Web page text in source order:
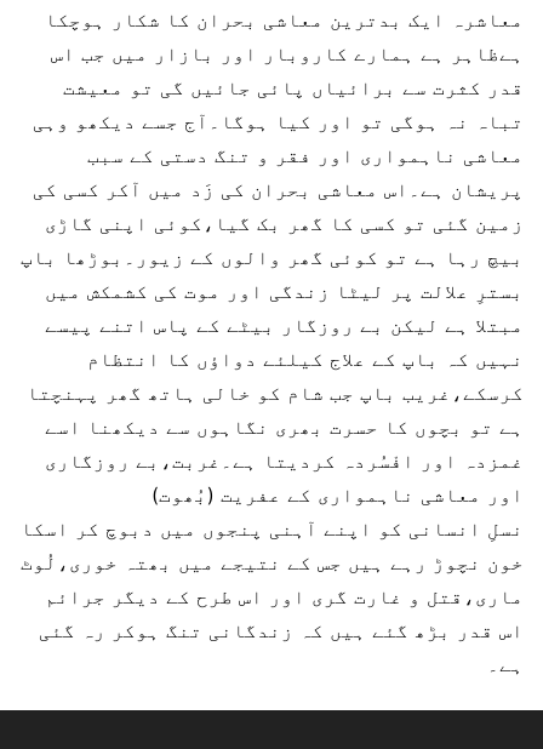
معاشرہ ایک بدترین معاشی بحران کا شکار ہوچکا
ہےظاہر ہے ہمارے کاروبار اور بازار میں جب اس
قدر کثرت سے برائیاں پائی جائیں گی تو معیشت
تباہ نہ ہوگی تو اور کیا ہوگا۔آج جسے دیکھو وہی
معاشی ناہمواری اور فقر و تنگ دستی کے سبب
پریشان ہے۔اس معاشی بحران کی زَد میں آکر کسی کی
زمین گئی تو کسی کا گھر بک گیا،کوئی اپنی گاڑی
بیچ رہا ہے تو کوئی گھر والوں کے زیور۔بوڑھا باپ
بسترِ علالت پر لیٹا زندگی اور موت کی کشمکش میں
مبتلا ہے لیکن بے روزگار بیٹے کے پاس اتنے پیسے
نہیں کہ باپ کے علاج کیلئے دواؤں کا انتظام
کرسکے،غریب باپ جب شام کو خالی ہاتھ گھر پہنچتا
ہے تو بچوں کا حسرت بھری نگاہوں سے دیکھنا اسے
غمزدہ اور افْسُردہ کردیتا ہے۔غربت،بے روزگاری
اور معاشی ناہمواری کے عفریت (بُھوت)
نسلِ انسانی کو اپنے آہنی پنجوں میں دبوچ کر اسکا
خون نچوڑ رہے ہیں جس کے نتیجے میں بھتہ خوری،لُوٹ
ماری،قتل و غارت گری اور اس طرح کے دیگر جرائم
اس قدر بڑھ گئے ہیں کہ زندگانی تنگ ہوکر رہ گئی
ہے۔